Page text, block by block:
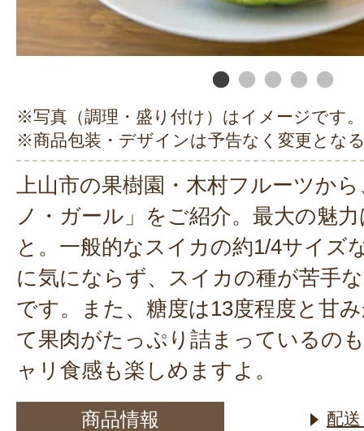
※写真（調理・盛り付け）はイメージです。
※商品包装・デザインは予告なく変更とな
上山市の果樹園・木村フルーツか
ノ・ガール」をご紹介。最大の魅
と。一般的なスイカの約1/4サイズ
に気にならず、スイカの種が苦手
です。また、糖度は13度程度と甘
て果肉がたっぷり詰まっているの
ャリ食感も楽しめますよ。
商品情報 配